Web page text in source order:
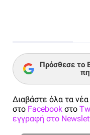
Πρόσθεσε το
Διαβάστε όλα τα
στο Facebook στο
εγγραφή στο